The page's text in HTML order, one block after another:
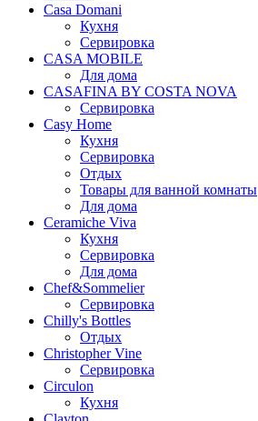
Casa Domani
Кухня
Сервировка
CASA MOBILE
Для дома
CASAFINA BY COSTA NOVA
Сервировка
Casy Home
Кухня
Сервировка
Отдых
Товары для ванной комнаты
Для дома
Ceramiche Viva
Кухня
Сервировка
Для дома
Chef&Sommelier
Сервировка
Chilly's Bottles
Отдых
Christopher Vine
Сервировка
Circulon
Кухня